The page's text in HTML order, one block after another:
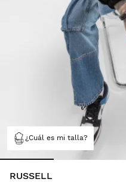
¿Cuál es mi talla?
RUSSELL